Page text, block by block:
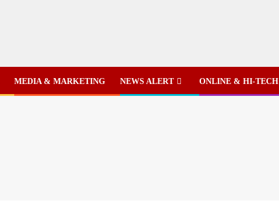
MEDIA & MARKETING NEWS ALERT ONLINE & HI-TECH